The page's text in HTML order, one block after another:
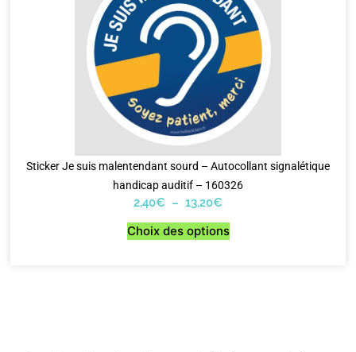
Sticker Je suis malentendant sourd – Autocollant signalétique
handicap auditif – 160326
2,40€ – 13,20€
Choix des options